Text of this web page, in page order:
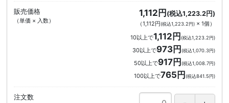
販売価格
（単価 × 入数）
1,112円(税込1,223.2円)
（1,112円(税込1,223.2円)× 1個 ）
10以上で1,112円 (税込1,223.2円)
30以上で973円 (税込1,070.3円)
50以上で917円 (税込1,008.7円)
100以上で765円 (税込841.5円)
注文数